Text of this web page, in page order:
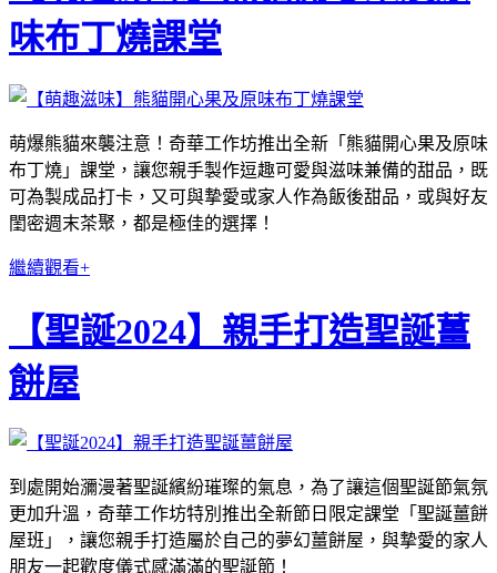
味布丁燒課堂
萌爆熊貓來襲注意！奇華工作坊推出全新「熊貓開心果及原味
布丁燒」課堂，讓您親手製作逗趣可愛與滋味兼備的甜品，既
可為製成品打卡，又可與摯愛或家人作為飯後甜品，或與好友
閨密週末茶聚，都是極佳的選擇！
繼續觀看+
【聖誕2024】親手打造聖誕薑
餅屋
到處開始瀰漫著聖誕繽紛璀璨的氣息，為了讓這個聖誕節氣氛
更加升溫，奇華工作坊特別推出全新節日限定課堂「聖誕薑餅
屋班」，讓您親手打造屬於自己的夢幻薑餅屋，與摯愛的家人
朋友一起歡度儀式感滿滿的聖誕節！